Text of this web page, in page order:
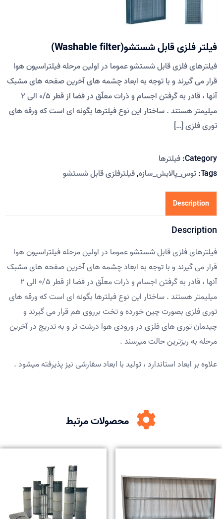
فیلتر فلزی قابل شستشو(Washable filter)
فیلترهای فلزی قابل شستشو عموما در اولین مرحله فیلتراسیون هوا
قرار می گیرند و با توجه به ابعاد چشمه های آخرین صفحه های مشبک
آنها ، قادر به گرفتن اجسام و ذرات معلّق در فضا از قطر 0/5 الی 2
میلیمتر هستند . ساختار این نوع فیلترها بگونه ای است که ورقه های
توری فلزی […]
Category: فیلترها
Tags: توس_پالایش_سازه,فیلترفلزی قابل شستشو
Description
Description
فیلترهای فلزی قابل شستشو عموما در اولین مرحله فیلتراسیون هوا
قرار می گیرند و با توجه به ابعاد چشمه های آخرین صفحه های مشبک
آنها ، قادر به گرفتن اجسام و ذرات معلّق در فضا از قطر 0/5 الی 2
میلیمتر هستند . ساختار این نوع فیلترها بگونه ای است که ورقه های
توری فلزی بصورت چین خورده و تخت برروی هم قرار می گیرند و
چیدمان توری های فلزی در ورودی هوا درشت تر و به تدریج در آخرین
مرحله به ریزترین حالت میرسند .
علاوه بر ابعاد استاندارد ، تولید با ابعاد سفارشی نیز پذیرفته میشود .
محصولات مرتبط